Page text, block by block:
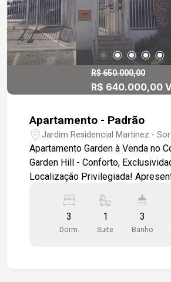
R$ 650.000,00
R$ 640.000,00
Apartamento - Padrão
Jardim Residencial Martinez -
Apartamento Garden à Venda no
Garden Hill - Conforto,
Localização Privilegiada! Apresentamos este
Garden Hill, ideal para quem
vida, segurança e praticidade no
imóvel diferenciado, com
3
Dorm.
1
Suite
3
Banho